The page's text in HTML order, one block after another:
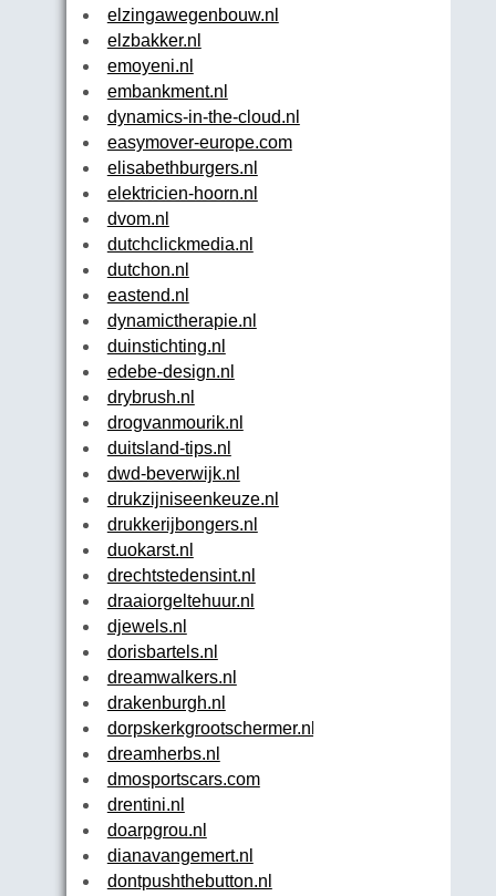
elzingawegenbouw.nl
elzbakker.nl
emoyeni.nl
embankment.nl
dynamics-in-the-cloud.nl
easymover-europe.com
elisabethburgers.nl
elektricien-hoorn.nl
dvom.nl
dutchclickmedia.nl
dutchon.nl
eastend.nl
dynamictherapie.nl
duinstichting.nl
edebe-design.nl
drybrush.nl
drogvanmourik.nl
duitsland-tips.nl
dwd-beverwijk.nl
drukzijniseenkeuze.nl
drukkerijbongers.nl
duokarst.nl
drechtstedensint.nl
draaiorgeltehuur.nl
djewels.nl
dorisbartels.nl
dreamwalkers.nl
drakenburgh.nl
dorpskerkgrootschermer.nl
dreamherbs.nl
dmosportscars.com
drentini.nl
doarpgrou.nl
dianavangemert.nl
dontpushthebutton.nl